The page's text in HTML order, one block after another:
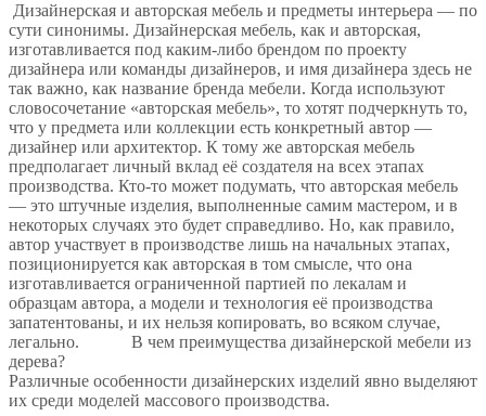
Дизайнерская и авторская мебель и предметы интерьера — по
сути синонимы. Дизайнерская мебель, как и авторская,
изготавливается под каким-либо брендом по проекту
дизайнера или команды дизайнеров, и имя дизайнера здесь не
так важно, как название бренда мебели. Когда используют
словосочетание «авторская мебель», то хотят подчеркнуть то,
что у предмета или коллекции есть конкретный автор —
дизайнер или архитектор. К тому же авторская мебель
предполагает личный вклад её создателя на всех этапах
производства. Кто-то может подумать, что авторская мебель
— это штучные изделия, выполненные самим мастером, и в
некоторых случаях это будет справедливо. Но, как правило,
автор участвует в производстве лишь на начальных этапах,
позиционируется как авторская в том смысле, что она
изготавливается ограниченной партией по лекалам и
образцам автора, а модели и технология её производства
запатентованы, и их нельзя копировать, во всяком случае,
легально. В чем преимущества дизайнерской мебели из
дерева?
Различные особенности дизайнерских изделий явно выделяют
их среди моделей массового производства.